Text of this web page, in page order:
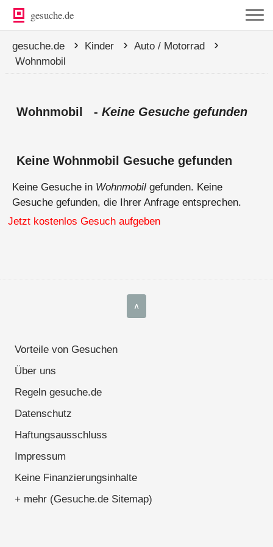
gesuche.de
gesuche.de › Kinder › Auto / Motorrad ›
Wohnmobil
Wohnmobil - Keine Gesuche gefunden
Keine Wohnmobil Gesuche gefunden
Keine Gesuche in Wohnmobil gefunden. Keine
Gesuche gefunden, die Ihrer Anfrage entsprechen.
Jetzt kostenlos Gesuch aufgeben
∧
Vorteile von Gesuchen
Über uns
Regeln gesuche.de
Datenschutz
Haftungsausschluss
Impressum
Keine Finanzierungsinhalte
+ mehr (Gesuche.de Sitemap)